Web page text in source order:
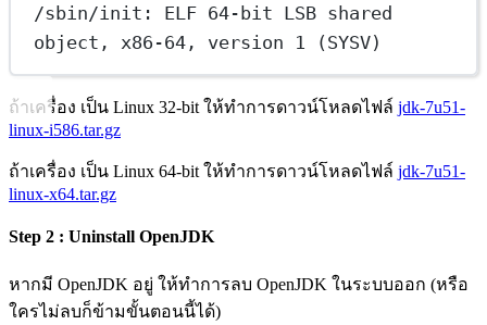
/sbin/init: ELF 64-bit LSB shared
object, x86-64, version 1 (SYSV)
ถ้าเครื่อง เป็น Linux 32-bit ให้ทำการดาวน์โหลดไฟล์ jdk-7u51-
linux-i586.tar.gz
ถ้าเครื่อง เป็น Linux 64-bit ให้ทำการดาวน์โหลดไฟล์ jdk-7u51-
linux-x64.tar.gz
Step 2 : Uninstall OpenJDK
หากมี OpenJDK อยู่ ให้ทำการลบ OpenJDK ในระบบออก (หรือ
ใครไม่ลบก็ข้ามขั้นตอนนี้ได้)